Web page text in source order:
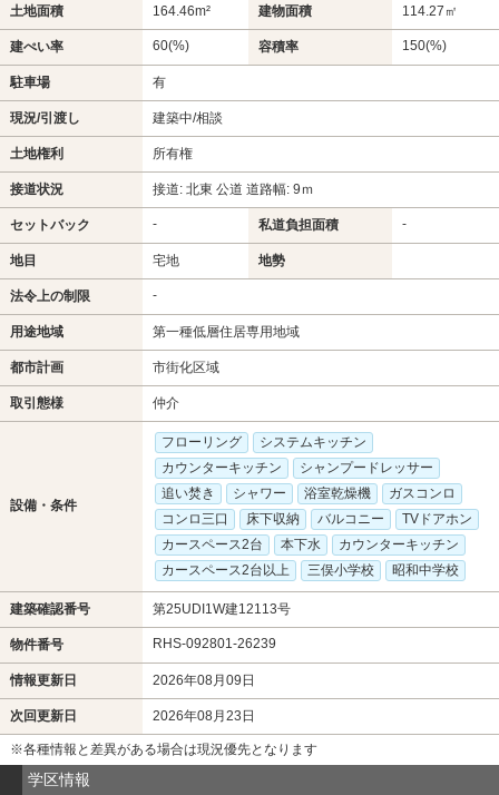
土地面積 164.46m² 建物面積 114.27㎡
建ぺい率 60(%) 容積率 150(%)
駐車場 有
現況/引渡し 建築中/相談
土地権利 所有権
接道状況 接道: 北東 公道 道路幅: 9ｍ
セットバック - 私道負担面積 -
地目 宅地 地勢
法令上の制限 -
用途地域 第一種低層住居専用地域
都市計画 市街化区域
取引態様 仲介
設備・条件
フローリング
システムキッチン
カウンターキッチン
シャンプードレッサー
追い焚き
シャワー 浴室乾燥機
ガスコンロ
コンロ三口
床下収納 バルコニー
TVドアホン
カースペース2台
本下水
カウンターキッチン
カースペース2台以上
三俣小学校 昭和中学校
建築確認番号 第25UDI1W建12113号
物件番号 RHS-092801-26239
情報更新日 2026年08月09日
次回更新日 2026年08月23日
※各種情報と差異がある場合は現況優先となります
学区情報